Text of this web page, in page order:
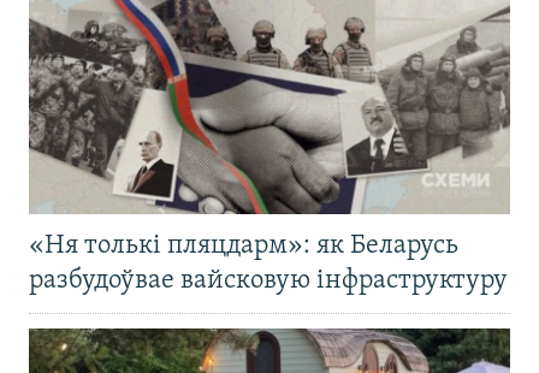
«Ня толькі пляцдарм»: як Беларусь
разбудоўвае вайсковую інфраструктуру